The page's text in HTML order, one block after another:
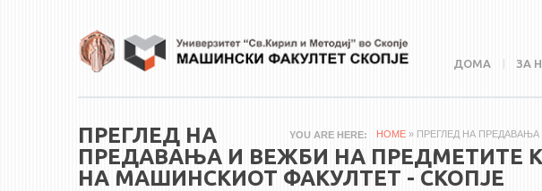
ДОМА ЗА
YOU ARE HERE HOME » ПРЕГЛЕД НА
ПРЕГЛЕД НА
ПРЕДАВАЊА И ВЕЖБИ НА ПРЕДМЕТИТЕ
НА МАШИНСКИОТ ФАКУЛТЕТ - СКОПЈЕ